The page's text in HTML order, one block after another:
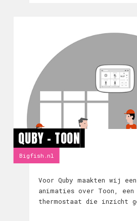
QUBY - TOON
Bigfish.nl
Voor Quby maakten wij
animaties over Toon, een
thermostaat die inzicht